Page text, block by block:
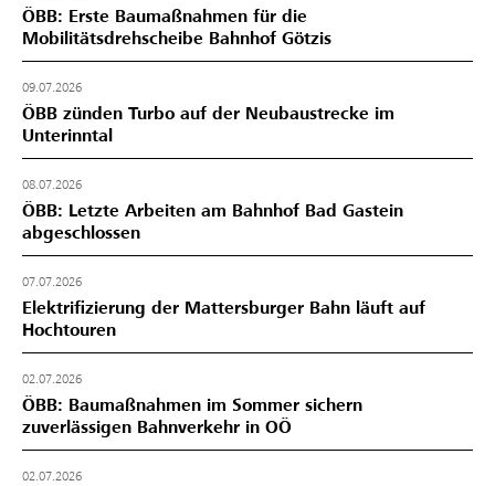
ÖBB: Erste Baumaßnahmen für die
Mobilitätsdrehscheibe Bahnhof Götzis
09.07.2026
ÖBB zünden Turbo auf der Neubaustrecke im
Unterinntal
08.07.2026
ÖBB: Letzte Arbeiten am Bahnhof Bad Gastein
abgeschlossen
07.07.2026
Elektrifizierung der Mattersburger Bahn läuft auf
Hochtouren
02.07.2026
ÖBB: Baumaßnahmen im Sommer sichern
zuverlässigen Bahnverkehr in OÖ
02.07.2026